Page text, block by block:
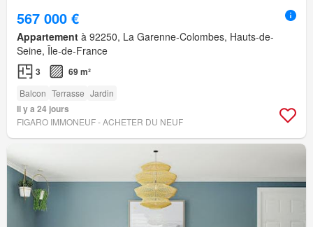
567 000 €
Appartement à 92250, La Garenne-Colombes, Hauts-de-
Seine, Île-de-France
3 69 m²
Balcon Terrasse Jardin
Il y a 24 jours
FIGARO IMMONEUF - ACHETER DU NEUF